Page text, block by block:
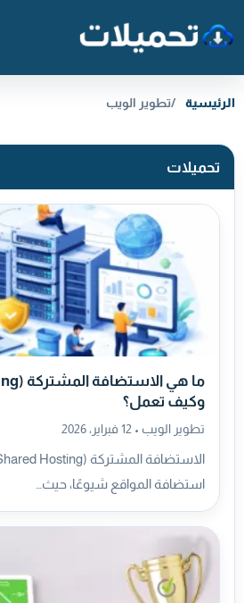
الرئيسية تطوير الويب
تحميلات
وكيف تعمل؟
تطوير الويب • 12 فبراير، 2026
استضافة المواقع شيوعًا، حيث…